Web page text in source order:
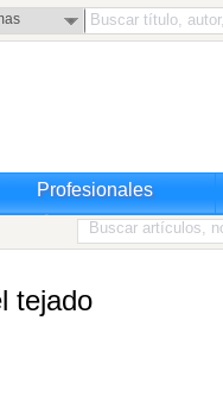
Profesionales
tejado